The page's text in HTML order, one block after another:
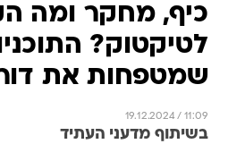
כיף, מחקר ומה
לטיקטוק?
שמטפחות את
19.12.2024 / 11:09
בשיתוף מדעני העתיד